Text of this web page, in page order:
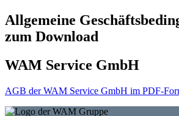
Allgemeine
zum Download
WAM Service GmbH
AGB der WAM Service GmbH im PDF-